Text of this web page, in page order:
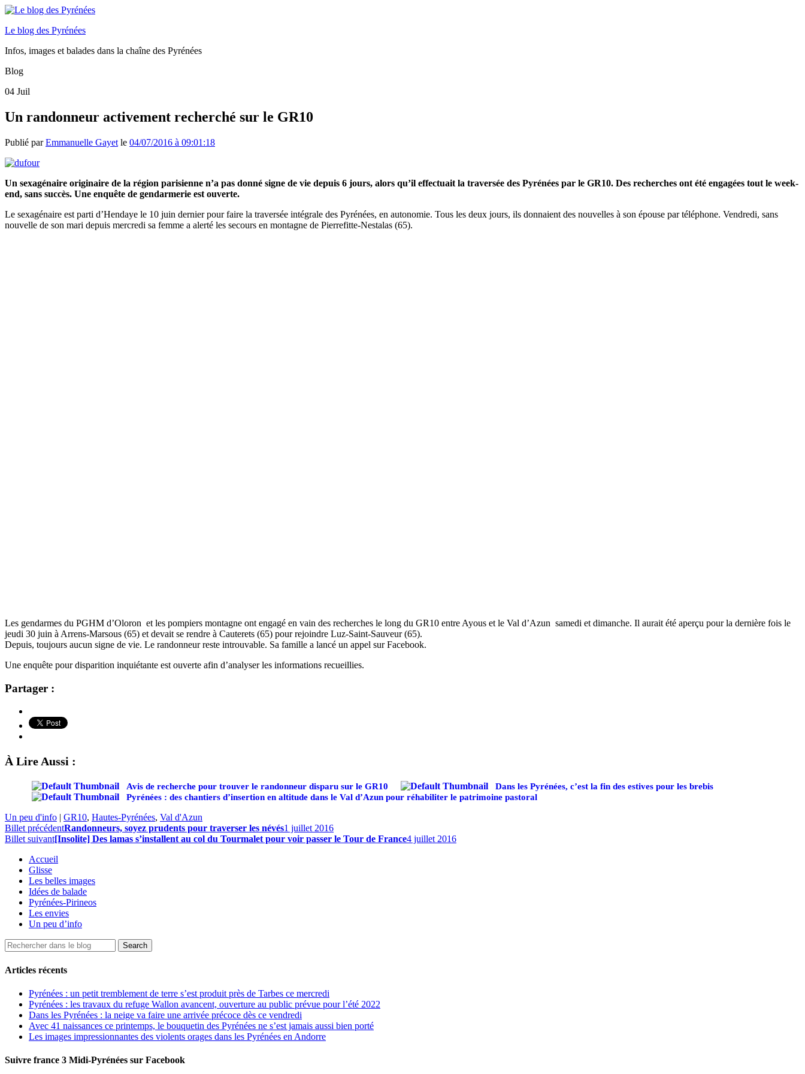
Le blog des Pyrénées
Infos, images et balades dans la chaîne des Pyrénées
Blog
04 Juil
Un randonneur activement recherché sur le GR10
Publié parEmmanuelle Gayet le 04/07/2016 à 09:01:18
Un sexagénaire originaire de la région parisienne n’a pas donné signe de vie depuis 6 jours, alors qu’il effectuait la traversée des Pyrénées par le GR10. Des recherches ont été engagées tout le week-
end, sans succès. Une enquête de gendarmerie est ouverte.
Le sexagénaire est parti d’Hendaye le 10 juin dernier pour faire la traversée intégrale des Pyrénées, en autonomie. Tous les deux jours, ils donnaient des nouvelles à son épouse par téléphone. Vendredi, sans
nouvelle de son mari depuis mercredi sa femme a alerté les secours en montagne de Pierrefitte-Nestalas (65).
Les gendarmes du PGHM d’Oloron et les pompiers montagne ont engagé en vain des recherches le long du GR10 entre Ayous et le Val d’Azun samedi et dimanche. Il aurait été aperçu pour la dernière fois le
jeudi 30 juin à Arrens-Marsous (65) et devait se rendre à Cauterets (65) pour rejoindre Luz-Saint-Sauveur (65).
Depuis, toujours aucun signe de vie. Le randonneur reste introuvable. Sa famille a lancé un appel sur Facebook.
Une enquête pour disparition inquiétante est ouverte afin d’analyser les informations recueillies.
Partager :
À Lire Aussi :
Avis de recherche pour trouver le randonneur disparu sur le GR10
Dans les Pyrénées, c’est la fin des estives pour les brebis
Pyrénées : des chantiers d’insertion en altitude dans le Val d’Azun pour réhabiliter le patrimoine pastoral
Un peu d'info | GR10, Hautes-Pyrénées, Val d'Azun
Billet précédentRandonneurs, soyez prudents pour traverser les névés1 juillet 2016
Billet suivant[Insolite] Des lamas s’installent au col du Tourmalet pour voir passer le Tour de France4 juillet 2016
Accueil
Glisse
Les belles images
Idées de balade
Pyrénées-Pirineos
Les envies
Un peu d’info
Articles récents
Pyrénées : un petit tremblement de terre s’est produit près de Tarbes ce mercredi
Pyrénées : les travaux du refuge Wallon avancent, ouverture au public prévue pour l’été 2022
Dans les Pyrénées : la neige va faire une arrivée précoce dès ce vendredi
Avec 41 naissances ce printemps, le bouquetin des Pyrénées ne s’est jamais aussi bien porté
Les images impressionnantes des violents orages dans les Pyrénées en Andorre
Suivre france 3 Midi-Pyrénées sur Facebook